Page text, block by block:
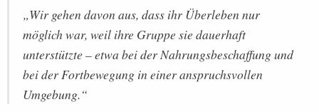
„Wir gehen davon aus, dass ihr Überleben nur
möglich war, weil ihre Gruppe sie dauerhaft
unterstützte – etwa bei der Nahrungsbeschaffung und
bei der Fortbewegung in einer anspruchsvollen
Umgebung.“